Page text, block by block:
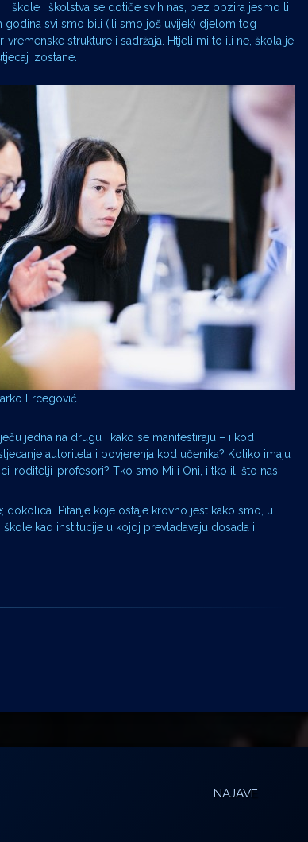
škole i školstva se dotiče svih nas, bez obzira jesmo li
godina svi smo bili (ili smo još uvijek) djelom tog
strukture i sadržaja. Htjeli mi to ili ne, škola je
izostane.
Ercegović
jedna na drugu i kako se manifestiraju – i kod
autoriteta i povjerenja kod učenika? Koliko imaju
roditelji-profesori? Tko smo Mi i Oni, i tko ili što nas
dokolica’. Pitanje koje ostaje krovno jest kako smo, u
kao institucije u kojoj prevladavaju dosada i
NAJAVE